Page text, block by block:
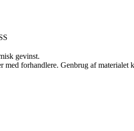
gevinst.
med forhandlere. Genbrug af